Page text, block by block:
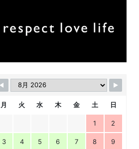
月 火 水 木 金 土 日
1 2
3 4 5 6 7 8 9